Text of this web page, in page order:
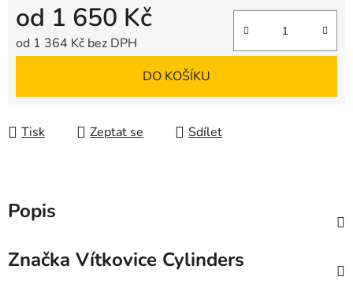
od 1 650 Kč
od 1 364 Kč bez DPH
DO KOŠÍKU
Tisk Zeptat se Sdílet
Popis
Značka Vítkovice Cylinders